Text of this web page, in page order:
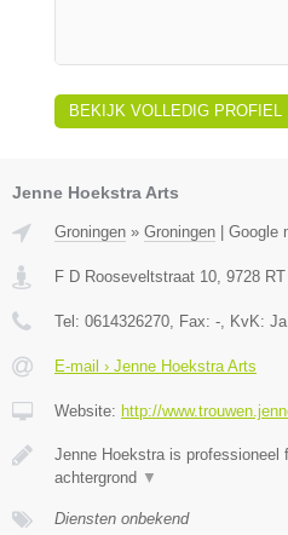
BEKIJK VOLLEDIG PROFIEL
Jenne Hoekstra Arts
Groningen » Groningen | Google
F D Rooseveltstraat 10 9728 RT
Tel: 0614326270 , Fax: - , KvK: Ja
E-mail › Jenne Hoekstra Arts
Website: http://
Jenne Hoekstra is professioneel
achtergrond ▼
Diensten onbekend